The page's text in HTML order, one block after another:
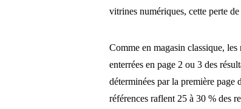
vitrines numériques, cette perte
Comme en magasin classique,
enterrées en page 2 ou 3 des
déterminées par la première page
références raflent 25 à 30 % des